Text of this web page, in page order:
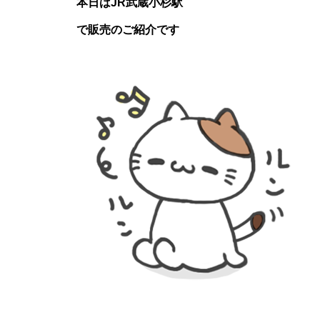
本日はJR武蔵小杉駅
で販売のご紹介です